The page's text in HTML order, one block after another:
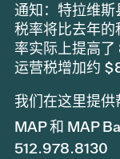
通知：特拉维
税率将比去年
率实际上提高
运营税增加约
我们在这里提供
MAP 和 MAP
512.978.8130